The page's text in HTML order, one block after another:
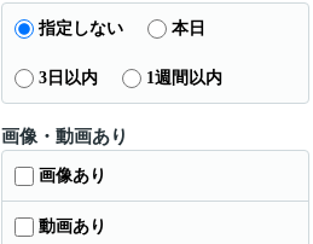
指定しない 本日
3日以内 1週間以内
画像・動画あり
画像あり
動画あり